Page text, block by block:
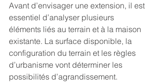
Avant d’envisager une extension, il est
essentiel d’analyser plusieurs
éléments liés au terrain et à la maison
existante. La surface disponible, la
configuration du terrain et les règles
d’urbanisme vont déterminer les
possibilités d’agrandissement.